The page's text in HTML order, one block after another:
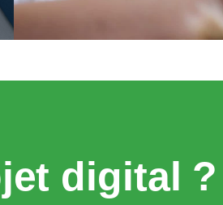
digital ?